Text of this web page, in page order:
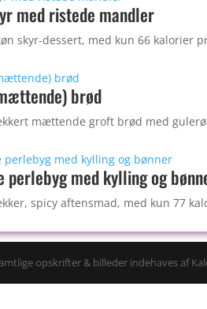
med ristede mandler
skyr-dessert, med kun 66 kalorier
brød
mættende groft brød med
perlebyg med kylling og
spicy aftensmad, med kun 77
opskrifter & billeder indehaves af